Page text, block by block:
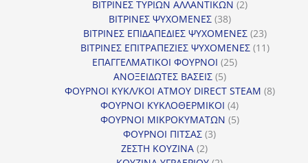
προϊόντα
ΒΙΤΡΙΝΕΣ ΤΥΡΙΩΝ ΑΛΛΑΝΤΙΚΩΝ 22
ΒΙΤΡΙΝΕΣ ΨΥΧΟΜΕΝΕΣ 3838
προϊόντα
ΒΙΤΡΙΝΕΣ ΕΠΙΔΑΠΕΔΙΕΣ ΨΥΧΟΜΕΝΕΣ 2323
προϊόντα
ΒΙΤΡΙΝΕΣ ΕΠΙΤΡΑΠΕΖΙΕΣ ΨΥΧΟΜΕΝΕΣ 1111
ΕΠΑΓΓΕΛΜΑΤΙΚΟΙ ΦΟΥΡΝΟΙ 2525
ΑΝΟΞΕΙΔΩΤΕΣ ΒΑΣΕΙΣ 55
προϊόντα
ΦΟΥΡΝΟΙ ΚΥΚΛ/ΚΟΙ ΑΤΜΟΥ DIRECT STEAM 88
ΦΟΥΡΝΟΙ ΚΥΚΛΟΘΕΡΜΙΚΟΙ 44
προϊόντα
ΦΟΥΡΝΟΙ ΜΙΚΡΟΚΥΜΑΤΩΝ 55
ΦΟΥΡΝΟΙ ΠΙΤΣΑΣ 33
ΖΕΣΤΗ ΚΟΥΖΙΝΑ 22